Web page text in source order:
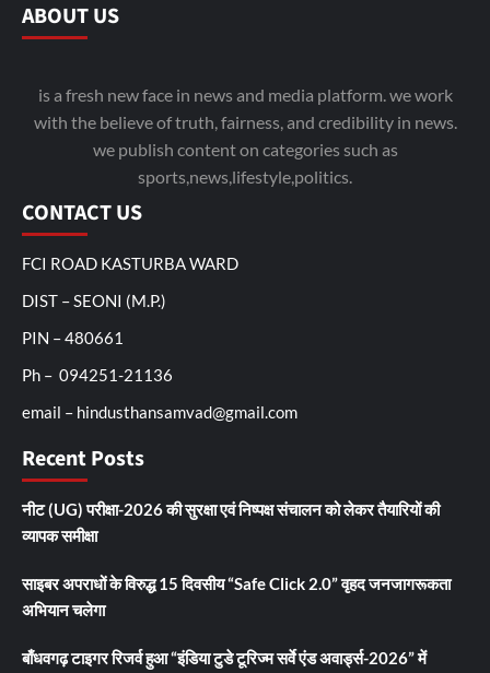
ABOUT US
is a fresh new face in news and media platform. we work
with the believe of truth, fairness, and credibility in news.
we publish content on categories such as
sports,news,lifestyle,politics.
CONTACT US
FCI ROAD KASTURBA WARD
DIST – SEONI (M.P.)
PIN – 480661
Ph – 094251-21136
email – hindusthansamvad@gmail.com
Recent Posts
नीट (UG) परीक्षा-2026 की सुरक्षा एवं निष्पक्ष संचालन को लेकर तैयारियों की
व्यापक समीक्षा
साइबर अपराधों के विरुद्ध 15 दिवसीय “Safe Click 2.0” वृहद जनजागरूकता
अभियान चलेगा
बाँधवगढ़ टाइगर रिजर्व हुआ “इंडिया टुडे टूरिज्म सर्वे एंड अवार्ड्स-2026” में